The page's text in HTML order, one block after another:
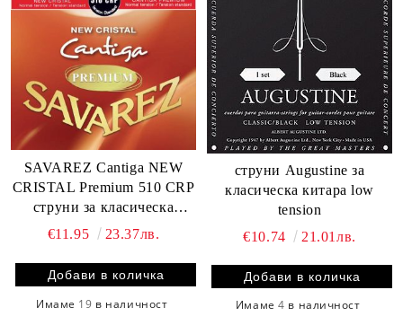
SAVAREZ Cantiga NEW
CRISTAL Premium 510 CRP
струни за класическа
китара normal tension
€11.95 23.37лв.
Имаме 19 в наличност
струни Augustine за
класическа китара low
tension
€10.74
21.01лв.
Имаме4 в наличност